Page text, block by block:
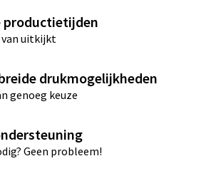
productietijden
van uitkijkt
drukmogelijkheden
genoeg keuze
Geen probleem!